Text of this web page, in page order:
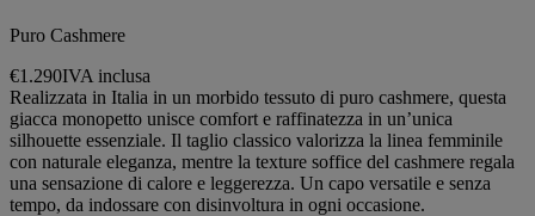
Puro Cashmere
€1.290IVA inclusa
Realizzata in Italia in un morbido tessuto di puro cashmere, questa
giacca monopetto unisce comfort e raffinatezza in un’unica
silhouette essenziale. Il taglio classico valorizza la linea femminile
con naturale eleganza, mentre la texture soffice del cashmere regala
una sensazione di calore e leggerezza. Un capo versatile e senza
tempo, da indossare con disinvoltura in ogni occasione.